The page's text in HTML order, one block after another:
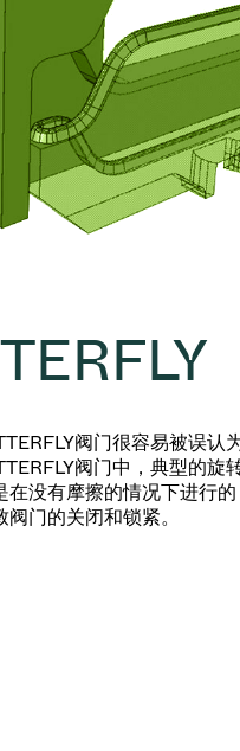
阀门很容易被误认
阀门中，典型的
在没有摩擦的情况下进行
门的关闭和锁紧。